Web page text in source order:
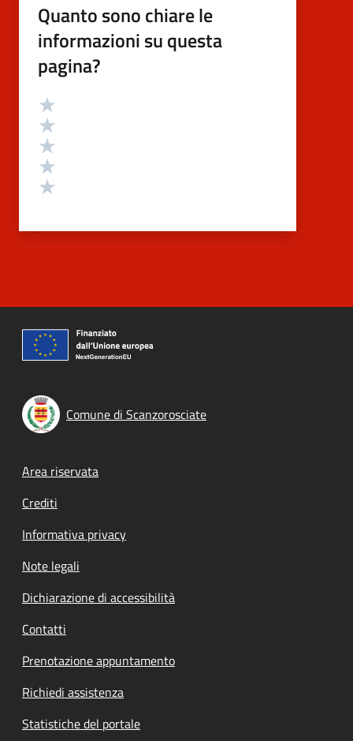
Quanto sono chiare le
informazioni su questa
pagina?
Valutazione
Comune di Scanzorosciate
Footer menu
Area riservata
Crediti
Informativa privacy
Note legali
Dichiarazione di accessibilità
Contatti
Prenotazione appuntamento
Richiedi assistenza
Statistiche del portale